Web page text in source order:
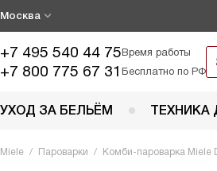
Москва
+7 495 540 44 75Время работы
+7 800 775 67 31 Бесплатно по РФ
УХОД ЗА БЕЛЬЁМ ТЕХНИКА
Miele Пароварки Комби-пароварка Miele